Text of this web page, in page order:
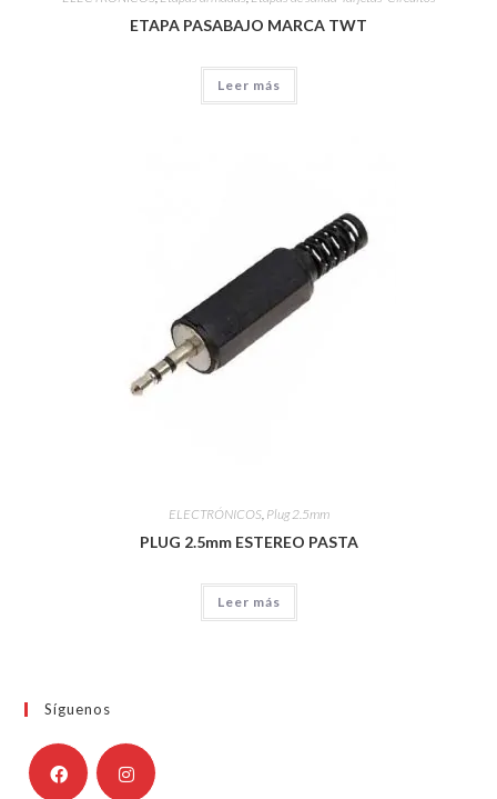
ETAPA PASABAJO MARCA TWT
Leer más
ELECTRÓNICOS, Plug 2.5mm
PLUG 2.5mm ESTEREO PASTA
Leer más
Síguenos